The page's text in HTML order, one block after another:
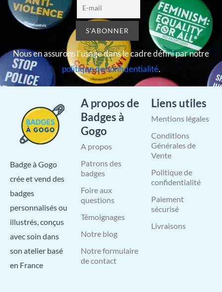
Nous en assurons l’usage dans le cadre défini par notre
politique de confidentialité.
Badge à Gogo
crée et vend des
badges
personnalisés ou
illustrés, conçus
avec soin dans
son atelier basé
en France
A propos de
Badges à
Gogo
A propos
Patrons des
badges
Foire aux
questions
Témoignages
Notre blog
Notre formulaire
de contact
Liens utiles
Mentions légales
Conditions
Générales de
Vente
Politique de
confidentialité
Paiement
sécurisé
Livraisons